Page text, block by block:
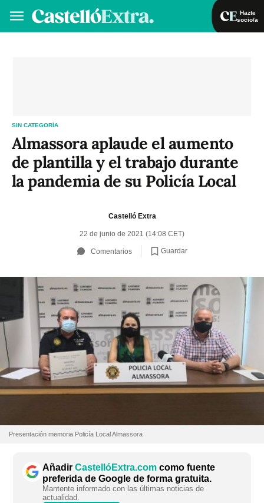
Hazte
socio/a
SIN CATEGORÍA
Almassora aplaude el aumento
de plantilla y el trabajo durante
la pandemia de su Policía Local
Castelló Extra
22 de junio de 2021 (14:08 CET)
Comentarios Guardar
Presentación memoria Policía Local Almassora
Añadir CastellóExtra.com como fuente
preferida de Google de forma gratuita.
Mantente informado con las últimas noticias de
actualidad.